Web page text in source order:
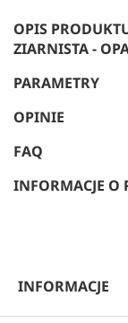
OPIS
ZIARNISTA -
PARAMETRY
OPINIE
FAQ
INFORMACJE O
INFORMACJE